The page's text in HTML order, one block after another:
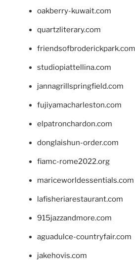
oakberry-kuwait.com
quartzliterary.com
friendsofbroderickpark.com
studiopiattellina.com
jannagrillspringfield.com
fujiyamacharleston.com
elpatronchardon.com
donglaishun-order.com
fiamc-rome2022.org
mariceworldessentials.com
lafisheriarestaurant.com
915jazzandmore.com
aguadulce-countryfair.com
jakehovis.com